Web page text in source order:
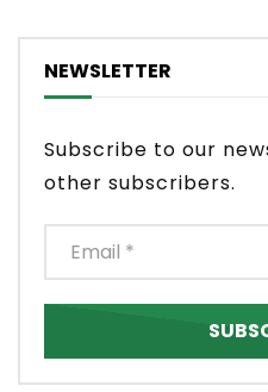
NEWSLETTER
Subscribe to our
other subscribers.